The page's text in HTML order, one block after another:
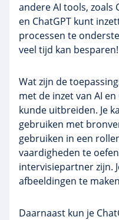
andere AI tools, zoals
en ChatGPT kunt
processen te
veel tijd kan besparen!
Wat zijn de
met de inzet van AI
kunde uitbreiden. Je
gebruiken met
gebruiken in een
vaardigheden te
intervisiepartner zijn.
afbeeldingen te
Daarnaast kun je